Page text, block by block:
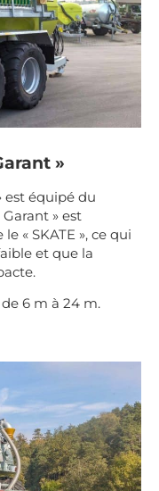
»
est équipé du
» est
« SKATE », ce qui
et que la
6 m à 24 m.